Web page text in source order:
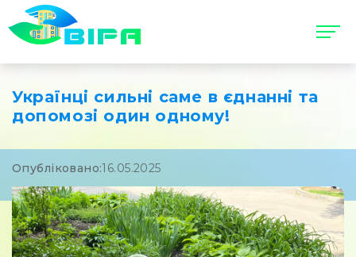
Українці сильні саме в єднанні та
допомозі один одному!
Опубліковано:16.05.2025